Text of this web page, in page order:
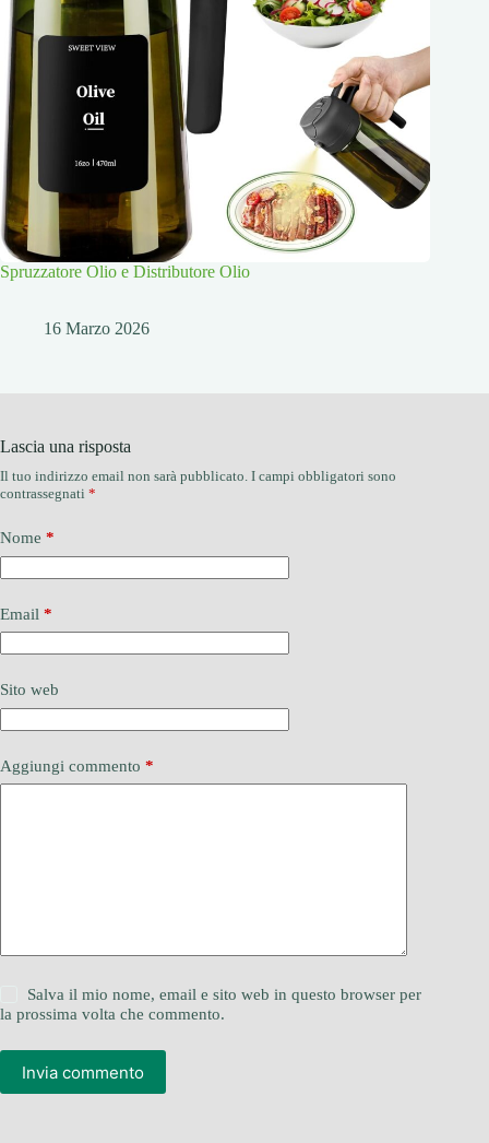
Spruzzatore Olio e Distributore Olio
16 Marzo 2026
Lascia una risposta
Il tuo indirizzo email non sarà pubblicato. I campi obbligatori sono
contrassegnati *
Nome *
Email *
Sito web
Aggiungi commento *
Salva il mio nome, email e sito web in questo browser per
la prossima volta che commento.
Invia commento